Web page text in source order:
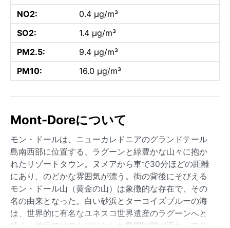
NO2:
0.4 µg/m³
SO2:
1.4 µg/m³
PM2.5:
9.4 µg/m³
PM10:
16.0 µg/m³
Mont-Doreについて
モン・ドールは、ニューカレドニアのグランドテール
島南西部に位置する、ラグーンと緑豊かな山々に抱か
れたリゾートタウン。ヌメアから車で30分ほどの距離
にあり、のどかな雰囲気が漂う。街の背後にそびえる
モン・ドール山（黄金の山）は象徴的な存在で、その
名の由来となった。白い砂浜とターコイズブルーの海
は、世界的に有名なユネスコ世界遺産のラグーンへと
続く。地元ではのんびりとした島国時間が流れ、フラ